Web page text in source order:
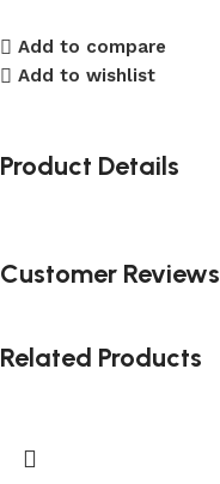
Add to compare
Add to wishlist
Product Details
Customer Reviews
Related Products